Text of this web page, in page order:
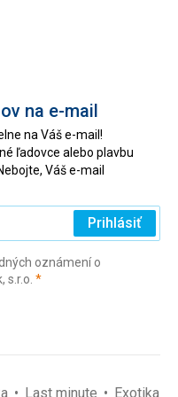
na e-mail
na Váš e-mail!
ľadovce alebo plavbu
Váš e-mail
Prihlásiť
oznámení o
s.r.o. *(povinné)
Last minute Exotika